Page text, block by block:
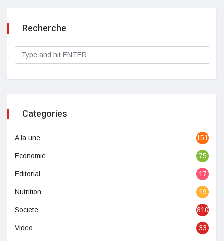
Recherche
Categories
A la une 1513
Economie 75
Editorial 17
Nutrition 19
Societe 810
Video 33